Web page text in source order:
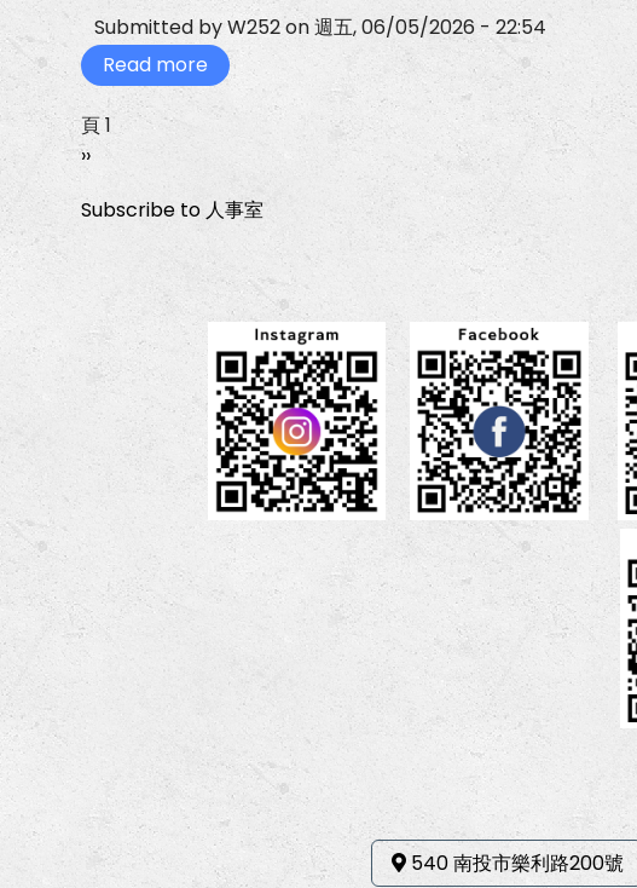
份，
如
附
件，
請
同
參
閱。
營」
1
日
工
坊
畫
1
附
件，
請
同
仁
自
行
參
閱。
外：
班
級
經
營、
特
與
支
持」
一
日
工
作
實
施
計
畫
份，
如
附
件，
仁
閱。
教
育
部
福
資
電
信
份
優
惠
方
案」，
如
附
件，
請
同
仁
自
行
考。
政
府
訂
於
115
年
9
月
辦
理
115
「桃
喜。
與
你
投
緣」
未
婚
同
活
動
份，
Submitted byW252on週五, 06/05/2026 - 22:54
Read more about
公
告
教
師
諮
輔
導
持
心
月
份
衷
心
工
作
坊
實
畫
仁
自
參
閱。
Pagination
頁 1
下
頁
››
Subscribe to 人事室
540 南投市樂利路200號